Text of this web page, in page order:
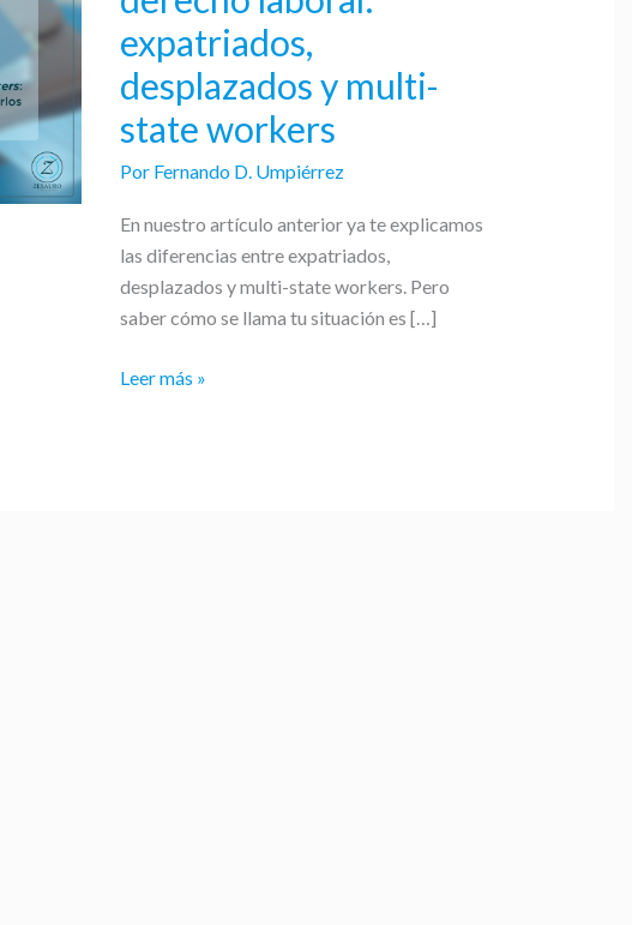
expatriados,
desplazados y multi-
state workers
Por Fernando D. Umpiérrez
En nuestro artículo anterior ya te explicamos
las diferencias entre expatriados,
desplazados y multi-state workers. Pero
saber cómo se llama tu situación es […]
y
derecho
laboral:
expatriados,
desplazados
y
state
workers
Leer más »